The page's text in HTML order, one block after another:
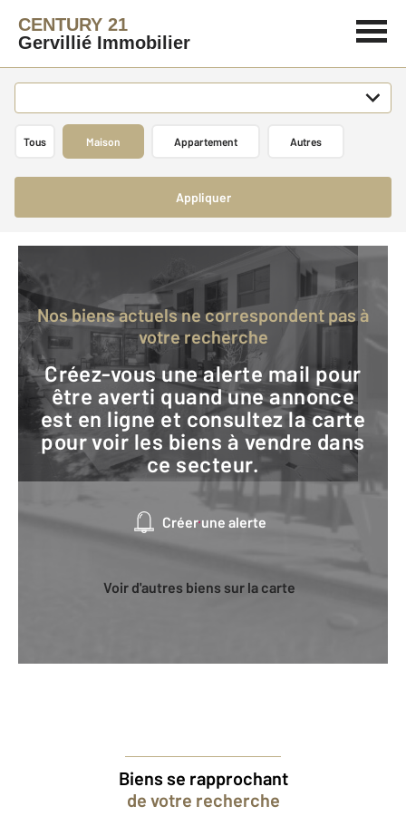
CENTURY 21
Gervillié Immobilier
Tous Maison Appartement Autres
Appliquer
Nos biens actuels ne correspondent pas à
votre recherche
Créez-vous une alerte mail pour
être averti quand une annonce
est en ligne et consultez la carte
pour voir les biens à vendre dans
ce secteur.
Créer une alerte
Voir d'autres biens sur la carte
Biens se rapprochant
de votre recherche